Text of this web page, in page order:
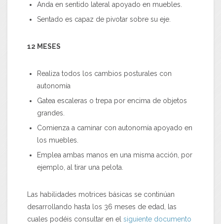
Anda en sentido lateral apoyado en muebles.
Sentado es capaz de pivotar sobre su eje.
12 MESES
Realiza todos los cambios posturales con
autonomía
Gatea escaleras o trepa por encima de objetos
grandes.
Comienza a caminar con autonomía apoyado en
los muebles.
Emplea ambas manos en una misma acción, por
ejemplo, al tirar una pelota.
Las habilidades motrices básicas se continúan
desarrollando hasta los 36 meses de edad, las
cuales podéis consultar en el siguiente documento